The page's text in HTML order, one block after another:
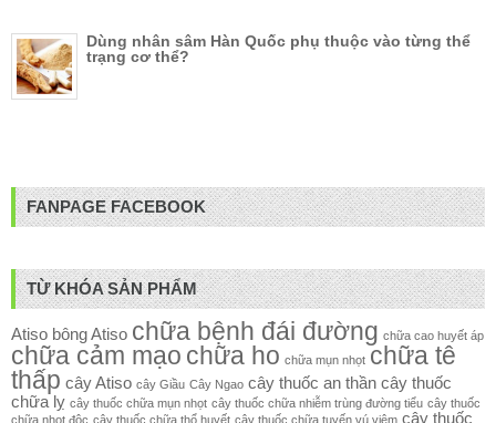
Dùng nhân sâm Hàn Quốc phụ thuộc vào từng thể
trạng cơ thể?
FANPAGE FACEBOOK
TỪ KHÓA SẢN PHẨM
Atiso bông Atiso chữa bệnh đái đường chữa cao huyết áp
chữa cảm mạo chữa ho chữa mụn nhọt chữa tê
thấp cây Atiso cây Giầu Cây Ngao cây thuốc an thần cây thuốc
chữa lỵ cây thuốc chữa mụn nhọt cây thuốc chữa nhiễm trùng đường tiểu cây thuốc
chữa nhọt độc cây thuốc chữa thổ huyết cây thuốc chữa tuyến vú viêm cây thuốc